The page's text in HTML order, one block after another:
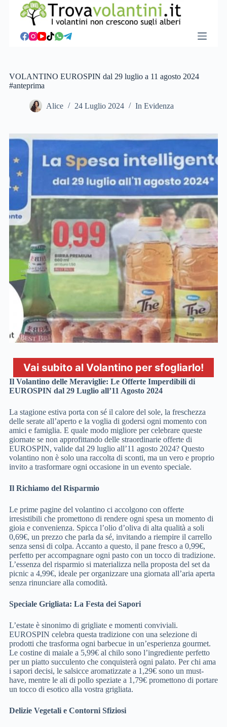
c
o
t
VOLANTINO EUROSPIN dal 29 luglio a 11 agosto 2024
#anteprima
Alice 24 Luglio 2024 In Evidenza
Vai subito al Volantino per sfogliarlo!
Il Volantino delle Meraviglie: Le Offerte Imperdibili di
EUROSPIN dal 29 Luglio all’11 Agosto 2024
La stagione estiva porta con sé il calore del sole, la freschezza
delle serate all’aperto e la voglia di godersi ogni momento con
amici e famiglia. E quale modo migliore per celebrare queste
giornate se non approfittando delle straordinarie offerte di
EUROSPIN, valide dal 29 luglio all’11 agosto 2024? Questo
volantino non è solo una raccolta di sconti, ma un vero e proprio
invito a trasformare ogni occasione in un evento speciale.
Il Richiamo del Risparmio
Le prime pagine del volantino ci accolgono con offerte
irresistibili che promettono di rendere ogni spesa un momento di
gioia e convenienza. Spicca l’olio d’oliva di alta qualità a soli
0,69€, un prezzo che parla da sé, invitando a riempire il carrello
senza sensi di colpa. Accanto a questo, il pane fresco a 0,99€,
perfetto per accompagnare ogni pasto con un tocco di tradizione.
L’essenza del risparmio si materializza nella proposta del set da
picnic a 4,99€, ideale per organizzare una giornata all’aria aperta
senza rinunciare alla comodità.
Speciale Grigliata: La Festa dei Sapori
L’estate è sinonimo di grigliate e momenti conviviali.
EUROSPIN celebra questa tradizione con una selezione di
prodotti che trasforma ogni barbecue in un’esperienza gourmet.
Le costine di maiale a 5,99€ al chilo sono l’ingrediente perfetto
per un piatto succulento che conquisterà ogni palato. Per chi ama
i sapori decisi, le salsicce aromatizzate a 1,29€ sono un must-
have, mentre le ali di pollo speziate a 1,79€ promettono di portare
un tocco di esotico alla vostra grigliata.
Delizie Vegetali e Contorni Sfiziosi